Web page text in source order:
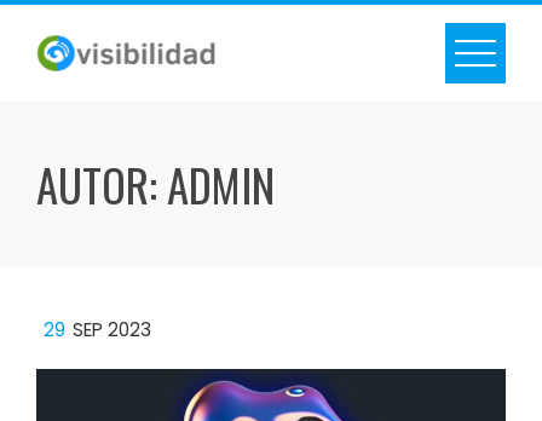
Skip
content
AUTOR:ADMIN
29 SEP 2023